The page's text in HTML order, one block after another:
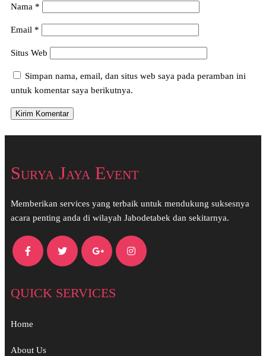
Nama *
Email *
Situs Web
Simpan nama, email, dan situs web saya pada peramban ini
untuk komentar saya berikutnya.
Surya Jaya Event
Memberikan services yang terbaik untuk mendukung suksesnya
acara penting anda di wilayah Jabodetabek dan sekitarnya.
QUICK SERVICES
Home
About Us